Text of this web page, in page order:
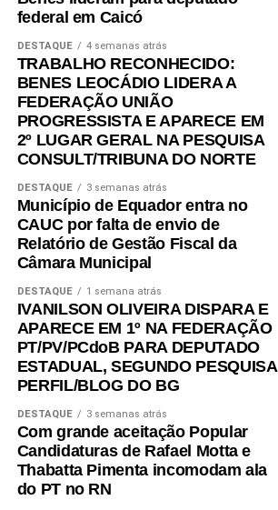
federal em Caicó
DESTAQUE 4 semanas atrás
TRABALHO RECONHECIDO:
BENES LEOCÁDIO LIDERA A
FEDERAÇÃO UNIÃO
PROGRESSISTA E APARECE EM
2º LUGAR GERAL NA PESQUISA
CONSULT/TRIBUNA DO NORTE
DESTAQUE 3 semanas atrás
Município de Equador entra no
CAUC por falta de envio de
Relatório de Gestão Fiscal da
Câmara Municipal
DESTAQUE 1 semana atrás
IVANILSON OLIVEIRA DISPARA E
APARECE EM 1º NA FEDERAÇÃO
PT/PV/PCdoB PARA DEPUTADO
ESTADUAL, SEGUNDO PESQUISA
PERFIL/BLOG DO BG
DESTAQUE 3 semanas atrás
Com grande aceitação Popular
Candidaturas de Rafael Motta e
Thabatta Pimenta incomodam ala
do PT no RN